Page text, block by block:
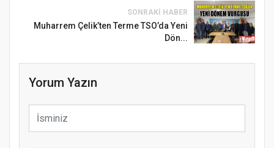
SONRAKI HABER
Muharrem Çelik’ten Terme TSO’da Yeni
Dön...
Yorum Yazın